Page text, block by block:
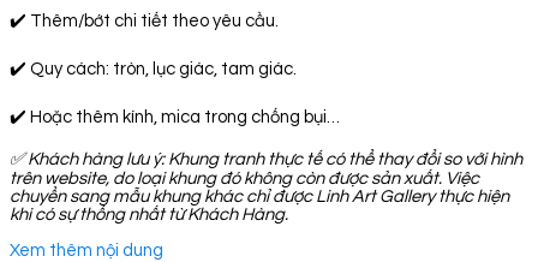
✔️ Thêm/bớt chi tiết theo yêu cầu.
✔️ Quy cách: tròn, lục giác, tam giác.
✔️ Hoặc thêm kính, mica trong chống bụi…
✅Khách hàng lưu ý: Khung tranh thực tế có thể thay đổi so với hình
trên website, do loại khung đó không còn được sản xuất. Việc
chuyển sang mẫu khung khác chỉ được Linh Art Gallery thực hiện
khi có sự thống nhất từ Khách Hàng.
Xem thêm nội dung